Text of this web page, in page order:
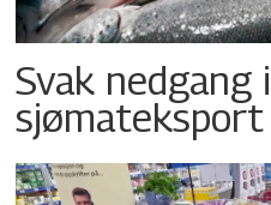
Svak nedgang